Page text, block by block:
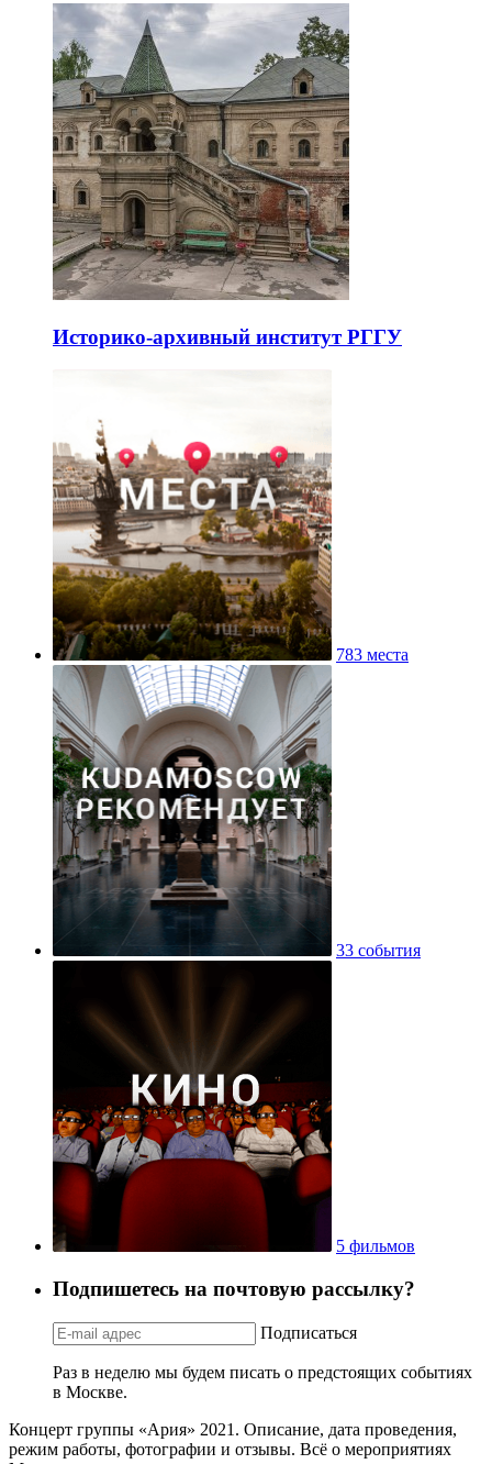
Историко-архивный институт РГГУ
783 места
33 события
5 фильмов
Подпишетесь на почтовую рассылку?
Подписаться
Раз в неделю мы будем писать о предстоящих событиях
в Москве.
Концерт группы «Ария» 2021. Описание, дата проведения,
режим работы, фотографии и отзывы. Всё о мероприятиях